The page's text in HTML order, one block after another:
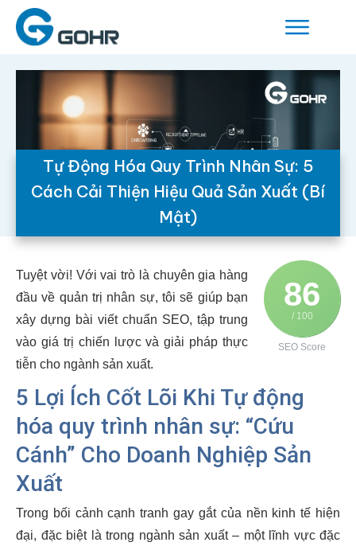
Tự Động Hóa Quy Trình Nhân Sự: 5
Cách Cải Thiện Hiệu Quả Sản Xuất (Bí
Mật)
86
/ 100
SEO Score
Tuyệt vời! Với vai trò là chuyên gia hàng
đầu về quản trị nhân sự, tôi sẽ giúp bạn
xây dựng bài viết chuẩn SEO, tập trung
vào giá trị chiến lược và giải pháp thực
tiễn cho ngành sản xuất.
5 Lợi Ích Cốt Lõi Khi Tự động
hóa quy trình nhân sự: “Cứu
Cánh” Cho Doanh Nghiệp Sản
Xuất
Trong bối cảnh cạnh tranh gay gắt của nền kinh tế hiện
đại, đặc biệt là trong ngành sản xuất – một lĩnh vực đặc